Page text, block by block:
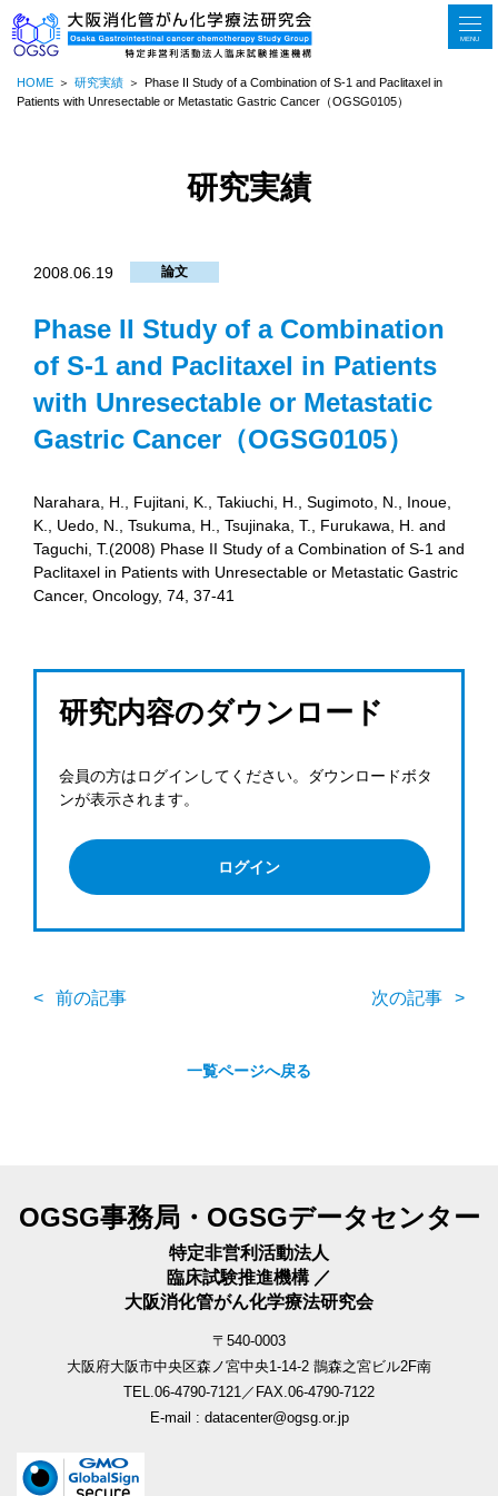
MENU
HOME 研究実績
Phase II Study of a Combination of S-1 and Paclitaxel in
Patients with Unresectable or Metastatic Gastric Cancer（OGSG0105）
研究実績
2008.06.19 論文
Phase II Study of a Combination
of S-1 and Paclitaxel in Patients
with Unresectable or Metastatic
Gastric Cancer（OGSG0105）
Narahara, H., Fujitani, K., Takiuchi, H., Sugimoto, N., Inoue,
K., Uedo, N., Tsukuma, H., Tsujinaka, T., Furukawa, H. and
Taguchi, T.(2008) Phase II Study of a Combination of S-1 and
Paclitaxel in Patients with Unresectable or Metastatic Gastric
Cancer, Oncology, 74, 37-41
研究内容のダウンロード
会員の方はログインしてください。ダウンロードボタ
ンが表示されます。
ログイン
前の記事 次の記事
一覧ページへ戻る
OGSG事務局・OGSGデータセンター
特定非営利活動法人
臨床試験推進機構 ／
大阪消化管がん化学療法研究会
〒540-0003
大阪府大阪市中央区森ノ宮中央1-14-2 鵲森之宮ビル2F南
TEL.06-4790-7121／FAX.06-4790-7122
E-mail : datacenter@ogsg.or.jp